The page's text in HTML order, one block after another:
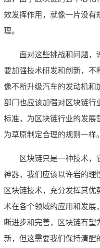
效发挥作用，就像一片没有
理。
面对这些挑战和问题，
要加强技术研发和创新，不
像不断升级汽车的发动机和
部门也应该加强对区块链行
标准，为区块链行业的发展
为草原制定合理的规则一样。
区块链只是一种技术，
神器，我们应该以许岩的理
区块链技术，充分发挥其
术在各个领域的应用和发展
断进步和完善，区块链有望
新，但这需要我们保持清醒